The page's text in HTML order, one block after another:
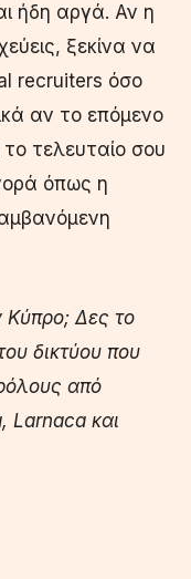
ήδη αργά. Αν η
ξεκίνα να
recruiters όσο
αν το επόμενο
το τελευταίο σου
όπως η
Κύπρο; Δες το
δικτύου που
από
Larnaca και